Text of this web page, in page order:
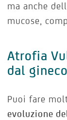
ma anche
mucose,
Atrofia
dal
Puoi fare
evoluzione